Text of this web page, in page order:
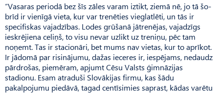
“Vasaras periodā bez šīs zāles varam iztikt, ziemā nē, jo tā šo­
brīd ir vienīgā vieta, kur var trenēties vieglatlēti, un tās ir
specifiskas vajadzības. Lodes grūšanā jātrenējas, vajadzīgs
ieskrējiena celiņš, to visu nevar uzlikt uz treniņu, pēc tam
noņemt. Tas ir stacionāri, bet mums nav vietas, kur to aprīkot.
Ir jādomā par risinājumu, dažas ieceres ir, iespējams, nedaudz
pārdrošas, piemēram, apjumt Cēsu Valsts ģimnāzijas
stadionu. Esam atraduši Slovākijas firmu, kas šādu
pakalpojumu piedāvā, tagad centīsimies saprast, kādas varētu